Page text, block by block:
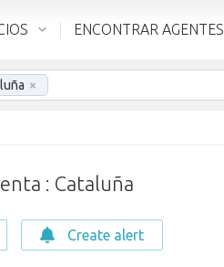
ENCONTRAR AGENTES
×
: Cataluña
Create alert